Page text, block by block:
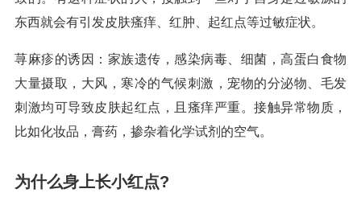
东西就会有引发皮肤瘙痒、红肿、起红点等过敏症状。
荨麻疹的诱因：家族遗传，感染病毒、细菌，高蛋白食物
大量摄取，大风，寒冷的气候刺激，宠物的分泌物、毛发
刺激均可导致皮肤起红点，且瘙痒严重。接触异常物质，
比如化妆品，膏药，掺杂着化学试剂的空气。
为什么身上长小红点?